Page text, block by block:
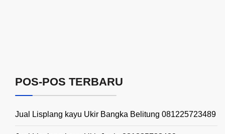
POS-POS TERBARU
Jual Lisplang kayu Ukir Bangka Belitung 081225723489